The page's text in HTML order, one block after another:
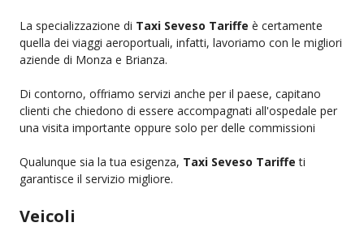
La specializzazione di Taxi Seveso Tariffe è certamente
quella dei viaggi aeroportuali, infatti, lavoriamo con le migliori
aziende di Monza e Brianza.
Di contorno, offriamo servizi anche per il paese, capitano
clienti che chiedono di essere accompagnati all'ospedale per
una visita importante oppure solo per delle commissioni
Qualunque sia la tua esigenza, Taxi Seveso Tariffe ti
garantisce il servizio migliore.
Veicoli